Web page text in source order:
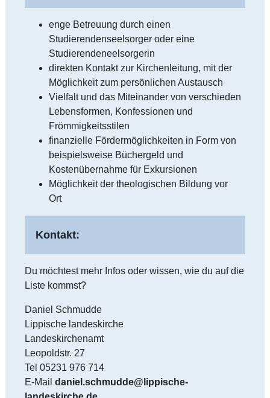
enge Betreuung durch einen
Studierendenseelsorger oder eine
Studierendeneelsorgerin
direkten Kontakt zur Kirchenleitung, mit der
Möglichkeit zum persönlichen Austausch
Vielfalt und das Miteinander von verschieden
Lebensformen, Konfessionen und
Frömmigkeitsstilen
finanzielle Fördermöglichkeiten in Form von
beispielsweise Büchergeld und
Kostenübernahme für Exkursionen
Möglichkeit der theologischen Bildung vor
Ort
Kontakt:
Du möchtest mehr Infos oder wissen, wie du auf die
Liste kommst?
Daniel Schmudde
Lippische landeskirche
Landeskirchenamt
Leopoldstr. 27
Tel 05231 976 714
E-Mail daniel.schmudde@lippische-